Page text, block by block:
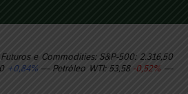
e Commodities: S&P-500: 2.316,50
+0,84%— Petróleo WTI: 53,58 -0,52% —